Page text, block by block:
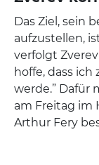
Das Ziel, sein
aufzustellen,
verfolgt
hoffe, dass
werde.” Dafür
am Freitag im
Arthur Fery